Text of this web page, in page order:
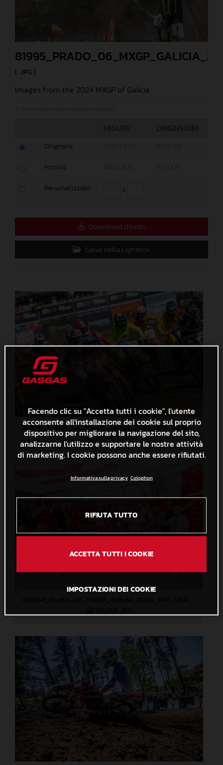
(. JPG )
Images from the 2024 MXGP of Galicia
Originale
Piccolo
Personalizzato x
Download diretto
Salva nella Lightbox
81996_Prado_06_MXGP_Galicia_2024_JPA_22A7401
513,2 KB .JPG
Facendo clic su "Accetta tutti i cookie", l'utente
acconsente all'installazione dei cookie sul proprio
dispositivo per migliorare la navigazione del sito,
analizzarne l'utilizzo e supportare le nostre attività
di marketing. I cookie possono anche essere rifiutati.
Informativa sulla privacy Colophon
RIFIUTA TUTTO
ACCETTA TUTTI I COOKIE
IMPOSTAZIONI DEI COOKIE